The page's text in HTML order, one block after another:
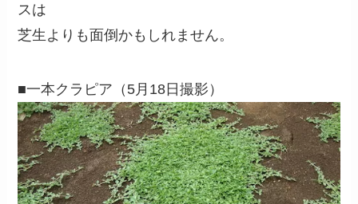
スは
芝生よりも面倒かもしれません。
■一本クラピア（5月18日撮影）